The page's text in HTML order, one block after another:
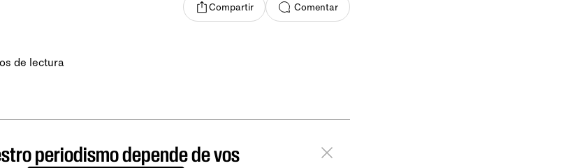
Compartir Comentar
de lectura
periodismo depende de vos